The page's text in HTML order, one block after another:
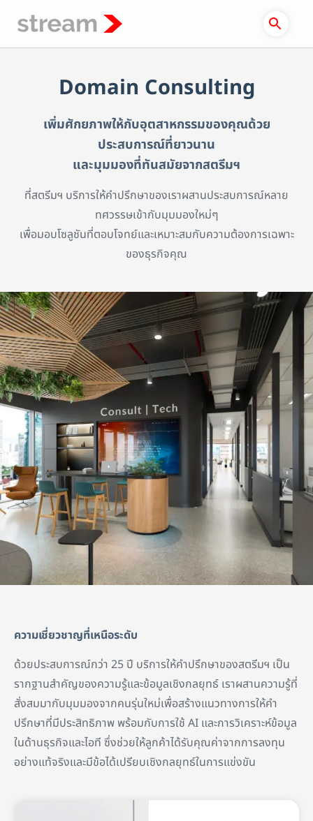
content
Domain Consulting
เพิ่มศักยภาพให้กับอุตสาหกรรมของคุณด้วย
ประสบการณ์ที่ยาวนาน
และมุมมองที่ทันสมัยจากสตรีมฯ
ที่สตรีมฯ บริการให้คำปรึกษาของเราผสานประสบการณ์หลาย
ทศวรรษเข้ากับมุมมองใหม่ๆ
เพื่อมอบโซลูชันที่ตอบโจทย์และเหมาะสมกับความต้องการเฉพาะ
ของธุรกิจคุณ
ความเชี่ยวชาญที่เหนือระดับ
ด้วยประสบการณ์กว่า 25 ปี บริการให้คำปรึกษาของสตรีมฯ เป็น
รากฐานสำคัญของความรู้และข้อมูลเชิงกลยุทธ์ เราผสานความรู้ที่
สั่งสมมากับมุมมองจากคนรุ่นใหม่เพื่อสร้างแนวทางการให้คำ
ปรึกษาที่มีประสิทธิภาพ พร้อมกับการใช้ AI และการวิเคราะห์ข้อมูล
ในด้านธุรกิจและไอที ซึ่งช่วยให้ลูกค้าได้รับคุณค่าจากการลงทุน
อย่างแท้จริงและมีข้อได้เปรียบเชิงกลยุทธ์ในการแข่งขัน